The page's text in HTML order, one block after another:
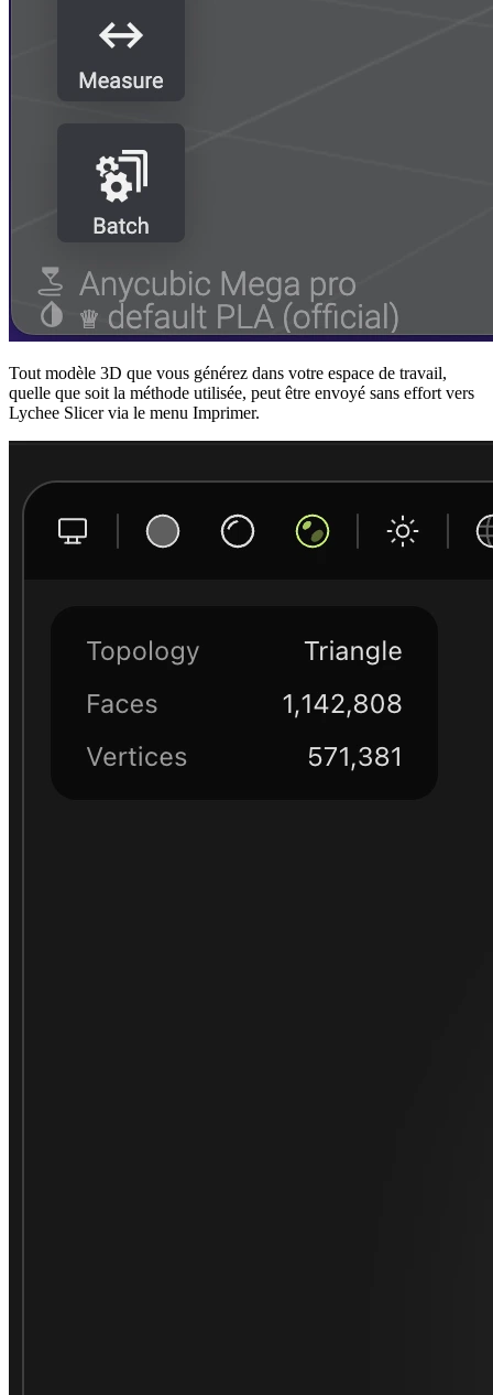
Tout modèle 3D que vous générez dans votre espace de travail,
quelle que soit la méthode utilisée, peut être envoyé sans effort vers
Lychee Slicer via le menu Imprimer.